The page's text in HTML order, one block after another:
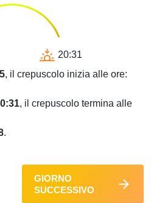
20:31
, il crepuscolo inizia alle ore:
, il crepuscolo termina alle
.
GIORNO
SUCCESSIVO